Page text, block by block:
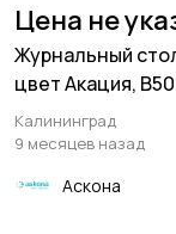
Цена не
Журнальный
цвет Акация,
Калининград
9 месяцев назад
Аскона